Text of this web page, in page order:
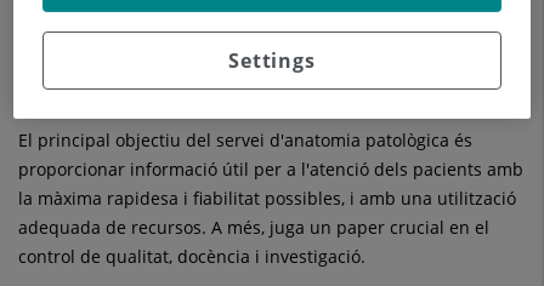
eficaços i valorar els efectes d'aquests tractaments.
L'estudi anatomopatològic es fa mitjançant l'anàlisi de teixit
(biòpsies) o cèl·lules (citologia) dels pacients.
El principal objectiu del servei d'anatomia patològica és
proporcionar informació útil per a l'atenció dels pacients amb
la màxima rapidesa i fiabilitat possibles, i amb una utilització
adequada de recursos. A més, juga un paper crucial en el
control de qualitat, docència i investigació.
Settings